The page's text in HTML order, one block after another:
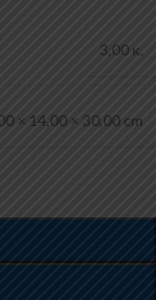
3,00 κ.
× 14,00 × 30,00 cm